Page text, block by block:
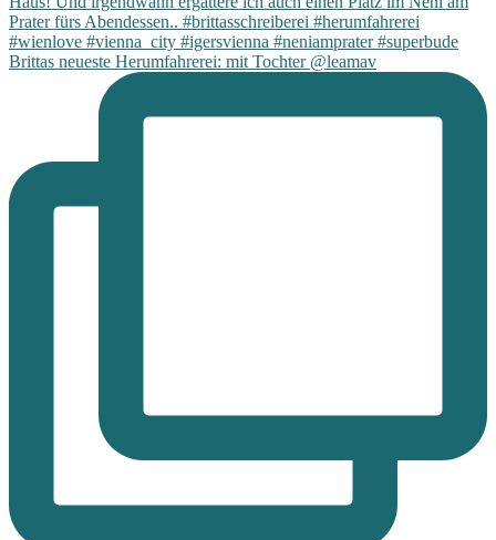
Brittas neueste Herumfahrerei: mit Tochter @leamav